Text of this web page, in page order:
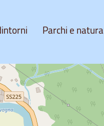
Parchi e natura